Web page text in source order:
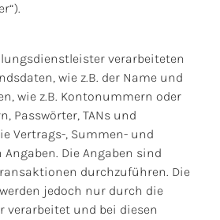
verarbeiteten
wie z.B. der Name und
wie z.B. Kontonummern oder
Passwörter, TANs und
Vertrags-, Summen- und
Die Angaben sind
durchzuführen. Die
jedoch nur durch die
verarbeitet und bei diesen